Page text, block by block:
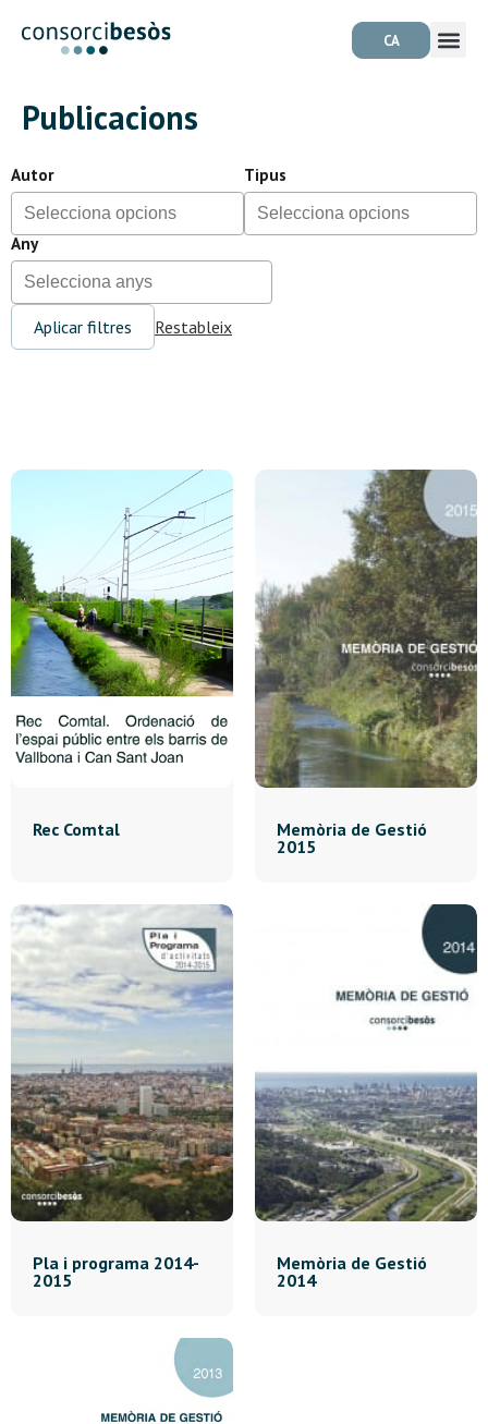
CA
Publicacions
Autor Tipus
Any
Aplicar filtres Restableix
Rec Comtal
Memòria de Gestió
2015
Pla i programa 2014-
2015
Memòria de Gestió
2014